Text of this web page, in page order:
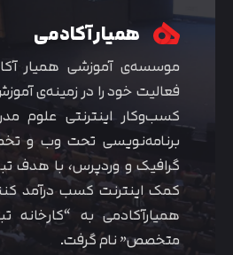
همیار آکادمی
فعالیت خود را در زمینه‌ی
کسب‌و‌کار اینترنتی علوم
برنامه‌نویسی تحت وب و
گرافیک و وردپرس، با هدف
کمک اینترنت کسب درآمد
همیارآکادمی به “کارخانه
متخصص” نام گرفت.